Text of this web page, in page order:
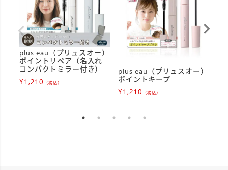
plus eau（プリュスオー）
ポイントリペア（名入れ
コンパクトミラー付き）
¥1,210 （税込）
plus eau（プリュスオー）
ポイントキープ
¥1,210 （税込）